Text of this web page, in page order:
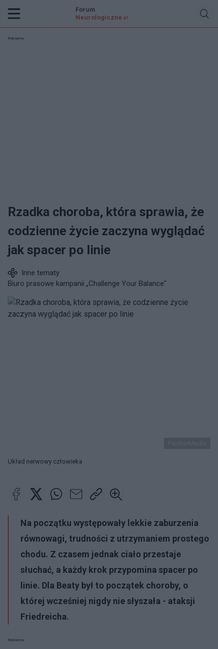
Forum
Neurologiczne .pl
Reklama:
Rzadka choroba, która sprawia, że
codzienne życie zaczyna wyglądać
jak spacer po linie
Inne tematy
Biuro prasowe kampanii „Challenge Your Balance"
Układ nerwowy człowieka
Na początku występowały lekkie zaburzenia
równowagi, trudności z utrzymaniem prostego
chodu. Z czasem jednak ciało przestaje
słuchać, a każdy krok przypomina spacer po
linie. Dla Beaty był to początek choroby, o
której wcześniej nigdy nie słyszała - ataksji
Friedreicha.
Reklama: